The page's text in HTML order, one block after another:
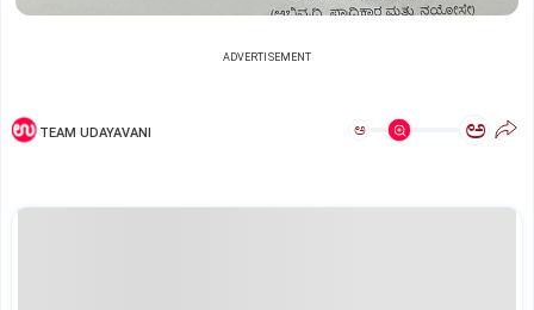
ADVERTISEMENT
TEAM UDAYAVANI ಅ ಅ